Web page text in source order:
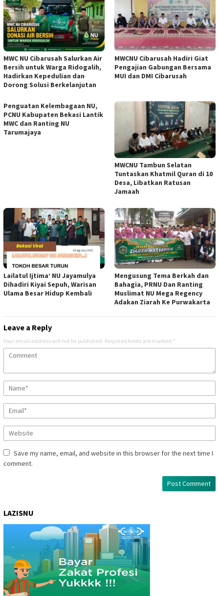
MWC NU Cibarusah Salurkan Air
Bersih untuk Warga Ridogalih,
Hadirkan Kepedulian dan
Dorong Solusi Berkelanjutan
MWCNU Cibarusah Hadiri Giat
Pengajian Gabungan Bersama
MUI dan DMI Cibarusah
Penguatan Kelembagaan NU,
PCNU Kabupaten Bekasi Lantik
MWC dan Ranting NU
Tarumajaya
MWCNU Tambun Selatan
Tuntaskan Khatmil Quran di 10
Desa, Libatkan Ratusan
Jamaah
Lailatul Ijtima’ NU Jayamulya
Dihadiri Kiyai Sepuh, Warisan
Ulama Besar Hidup Kembali
Mengusung Tema Berkah dan
Bahagia, PRNU Dan Ranting
Muslimat NU Mega Regency
Adakan Ziarah Ke Purwakarta
Leave a Reply
Your email address will not be published. Required fields are marked *
Save my name, email, and website in this browser for the next time I
comment.
LAZISNU